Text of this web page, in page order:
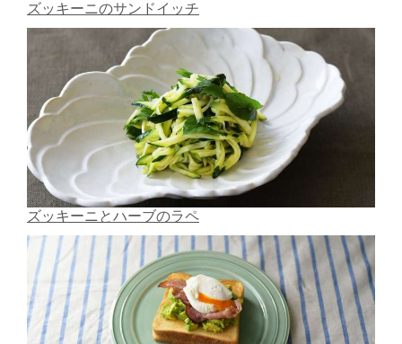
ズッキーニのサンドイッチ
ズッキーニとハーブのラペ